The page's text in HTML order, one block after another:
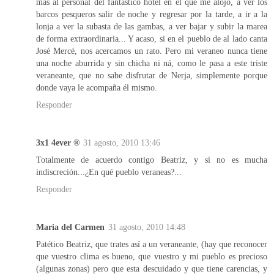
barcos pesqueros salir de noche y regresar por la tarde, a ir a la
lonja a ver la subasta de las gambas, a ver bajar y subir la marea
de forma extraordinaria... Y acaso, si en el pueblo de al lado canta
José Mercé, nos acercamos un rato. Pero mi veraneo nunca tiene
una noche aburrida y sin chicha ni ná, como le pasa a este triste
veraneante, que no sabe disfrutar de Nerja, simplemente porque
donde vaya le acompaña él mismo.
Responder
3x1 4ever ® 31 agosto, 2010 13:46
Totalmente de acuerdo contigo Beatriz, y si no es mucha
indiscreción...¿En qué pueblo veraneas?...
Responder
Maria del Carmen 31 agosto, 2010 14:48
Patético Beatriz, que trates así a un veraneante, (hay que reconocer
que vuestro clima es bueno, que vuestro y mi pueblo es precioso
(algunas zonas) pero que esta descuidado y que tiene carencias, y